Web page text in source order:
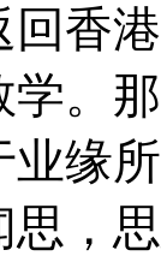
港
。
缘
，